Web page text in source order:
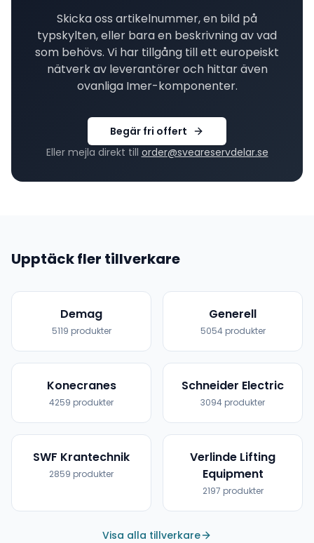
Skicka oss artikelnummer, en bild på
typskylten, eller bara en beskrivning av vad
som behövs. Vi har tillgång till ett europeiskt
nätverk av leverantörer och hittar även
ovanliga Imer-komponenter.
Begär fri offert
Eller mejla direkt till order@sveareservdelar.se
Upptäck fler tillverkare
Demag
5119 produkter
Generell
5054produkter
Konecranes
4259 produkter
Schneider Electric
3094 produkter
SWF Krantechnik
2859 produkter
Verlinde Lifting
Equipment
2197 produkter
Visa alla tillverkare